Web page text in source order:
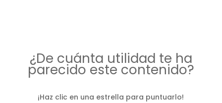
¿De cuánta utilidad te ha
parecido este contenido?
¡Haz clic en una estrella para puntuarlo!